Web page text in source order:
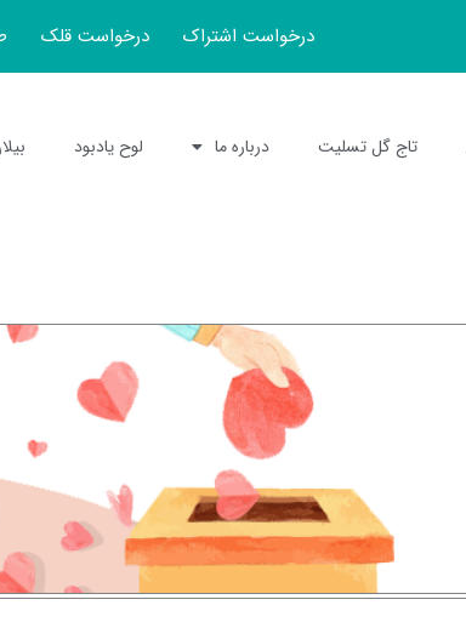
درخواست اشتراک درخواست قلک
تاج گل تسلیت درباره ما لوح یادبود